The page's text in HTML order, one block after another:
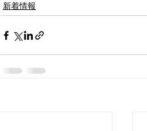
新着情報